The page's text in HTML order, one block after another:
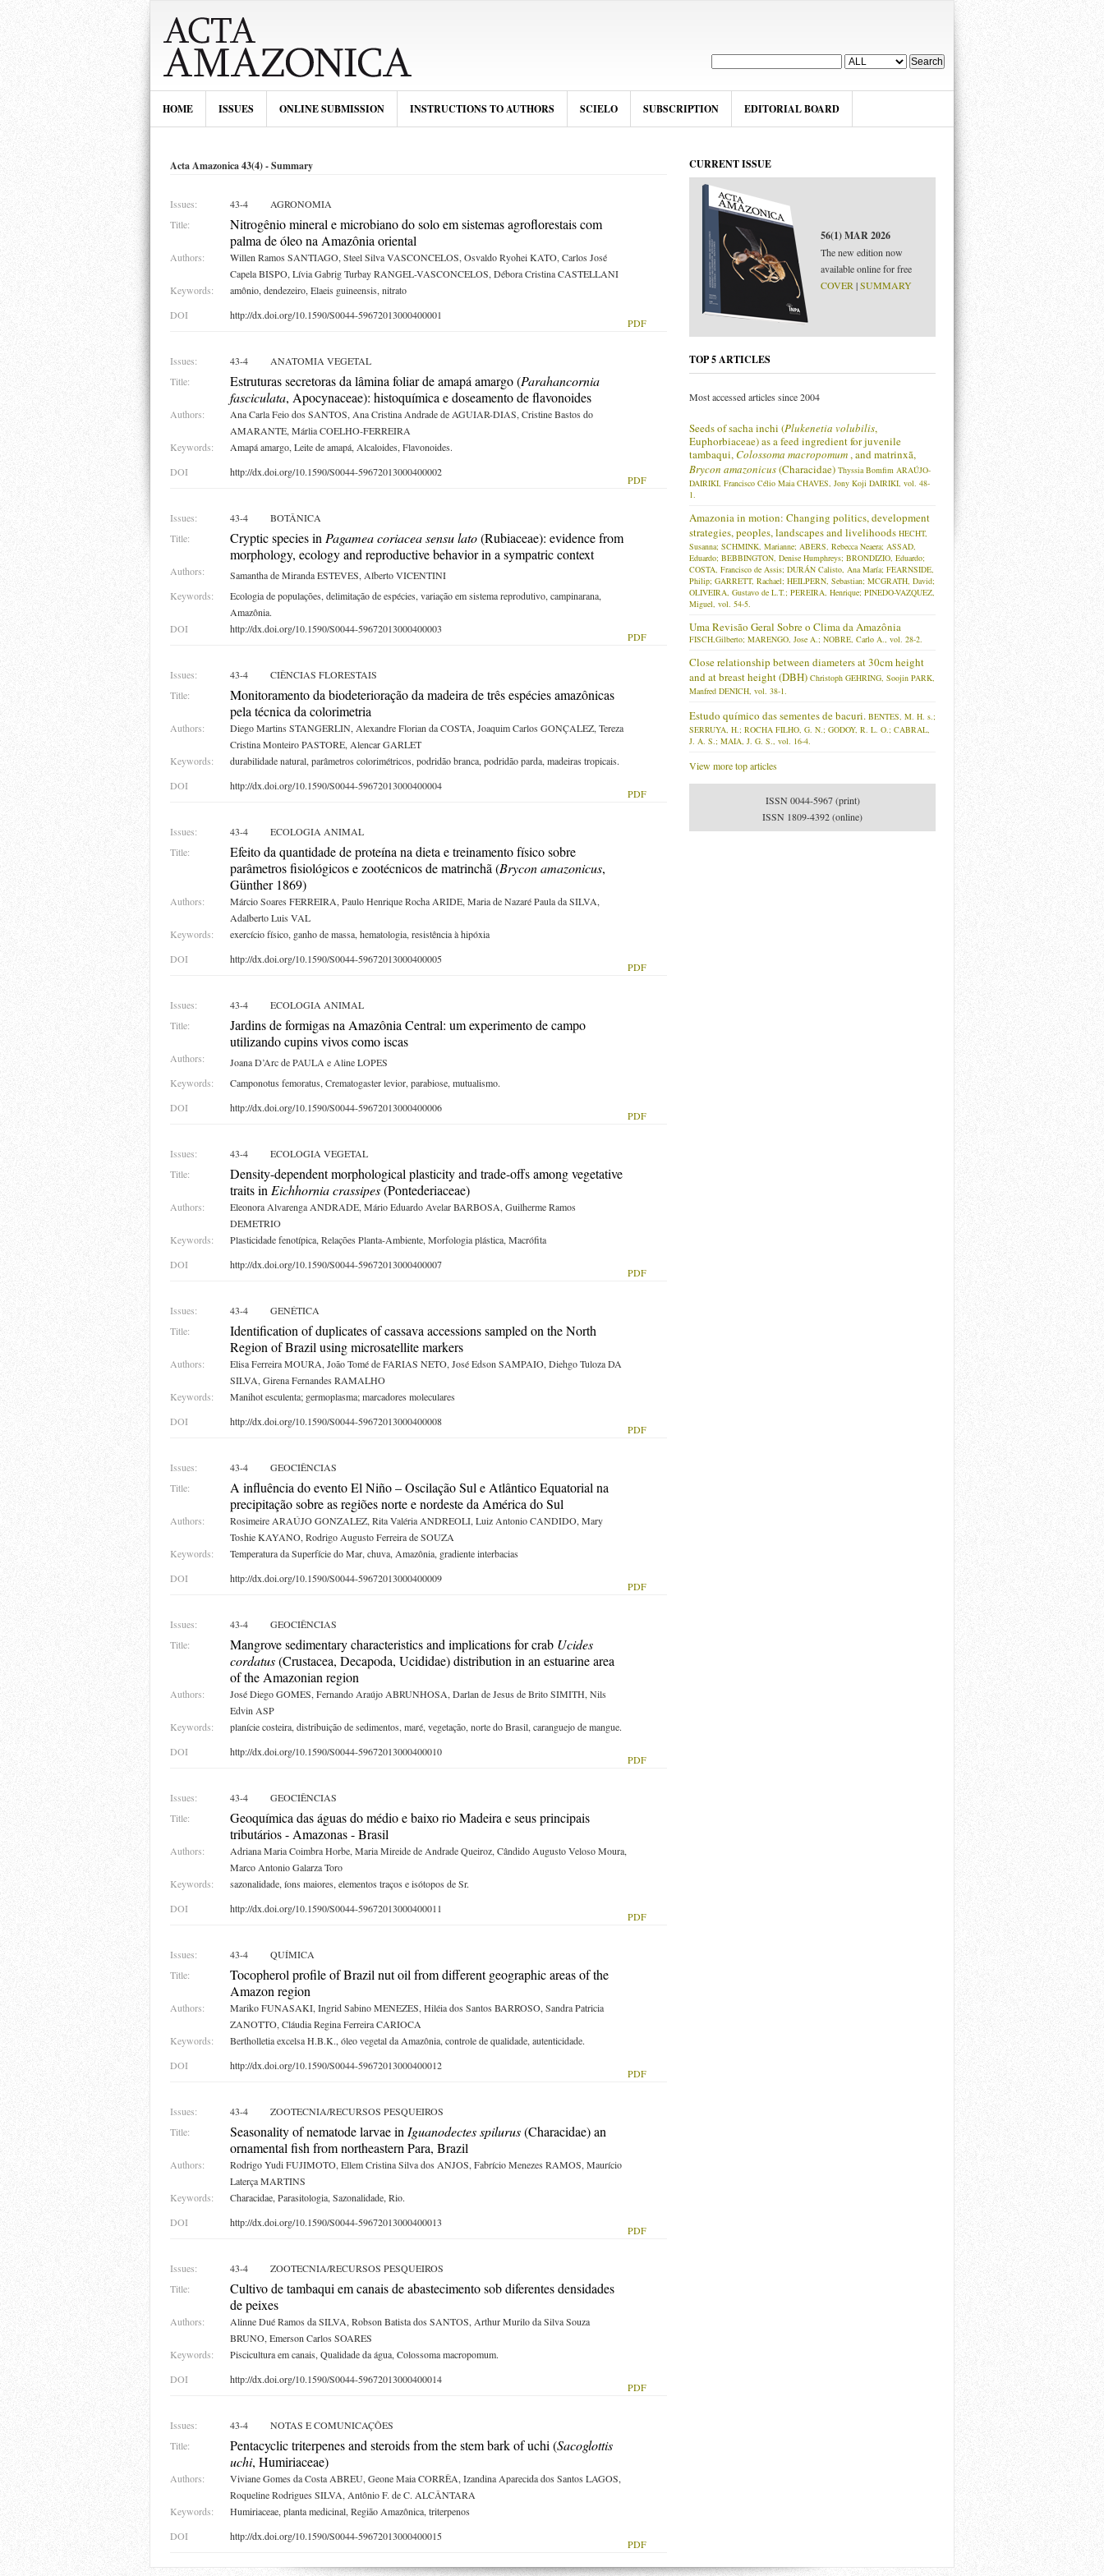
HOME ISSUES ONLINE SUBMISSION INSTRUCTIONS TO AUTHORS SCIELO SUBSCRIPTION EDITORIAL BOARD
Acta Amazonica 43(4) - Summary
Issues: 43-4
AGRONOMIA
Title:
Nitrogênio mineral e microbiano do solo em sistemas agroflorestais com
palma de óleo na Amazônia oriental
Authors:
Willen Ramos SANTIAGO, Steel Silva VASCONCELOS, Osvaldo Ryohei KATO, Carlos José
Capela BISPO, Lívia Gabrig Turbay RANGEL-VASCONCELOS, Débora Cristina CASTELLANI
Keywords:
amônio, dendezeiro, Elaeis guineensis, nitrato
PDF
DOI http://dx.doi.org/10.1590/S0044-59672013000400001
Issues: 43-4
ANATOMIA VEGETAL
Title:
Estruturas secretoras da lâmina foliar de amapá amargo (Parahancornia
fasciculata, Apocynaceae): histoquímica e doseamento de flavonoides
Authors:
Ana Carla Feio dos SANTOS, Ana Cristina Andrade de AGUIAR-DIAS, Cristine Bastos do
AMARANTE, Márlia COELHO-FERREIRA
Keywords:
Amapá amargo, Leite de amapá, Alcaloides, Flavonoides.
PDF
DOI http://dx.doi.org/10.1590/S0044-59672013000400002
Issues: 43-4
BOTÂNICA
Title:
Cryptic species in Pagamea coriacea sensu lato(Rubiaceae): evidence from
morphology, ecology and reproductive behavior in a sympatric context
Authors:
Samantha de Miranda ESTEVES, Alberto VICENTINI
Keywords:
Ecologia de populações, delimitação de espécies, variação em sistema reprodutivo, campinarana,
Amazônia.
PDF
DOI http://dx.doi.org/10.1590/S0044-59672013000400003
Issues: 43-4
CIÊNCIAS FLORESTAIS
Title:
Monitoramento da biodeterioração da madeira de três espécies amazônicas
pela técnica da colorimetria
Authors:
Diego Martins STANGERLIN, Alexandre Florian da COSTA, Joaquim Carlos GONÇALEZ, Tereza
Cristina Monteiro PASTORE, Alencar GARLET
Keywords:
durabilidade natural, parâmetros colorimétricos, podridão branca, podridão parda, madeiras tropicais.
PDF
DOI http://dx.doi.org/10.1590/S0044-59672013000400004
Issues: 43-4
ECOLOGIA ANIMAL
Title:
Efeito da quantidade de proteína na dieta e treinamento físico sobre
parâmetros fisiológicos e zootécnicos de matrinchã (Brycon amazonicus,
Günther 1869)
Authors:
Márcio Soares FERREIRA, Paulo Henrique Rocha ARIDE, Maria de Nazaré Paula da SILVA,
Adalberto Luis VAL
Keywords:
exercício físico, ganho de massa, hematologia, resistência à hipóxia
PDF
DOI http://dx.doi.org/10.1590/S0044-59672013000400005
Issues: 43-4
ECOLOGIA ANIMAL
Title:
Jardins de formigas na Amazônia Central: um experimento de campo
utilizando cupins vivos como iscas
Authors:
Joana D’Arc de PAULA e Aline LOPES
Keywords:
Camponotus femoratus, Crematogaster levior, parabiose, mutualismo.
PDF
DOI http://dx.doi.org/10.1590/S0044-59672013000400006
Issues: 43-4
ECOLOGIA VEGETAL
Title:
Density-dependent morphological plasticity and trade-offs among vegetative
traits in Eichhornia crassipes(Pontederiaceae)
Authors:
Eleonora Alvarenga ANDRADE, Mário Eduardo Avelar BARBOSA, Guilherme Ramos
DEMETRIO
Keywords:
Plasticidade fenotípica, Relações Planta-Ambiente, Morfologia plástica, Macrófita
PDF
DOI http://dx.doi.org/10.1590/S0044-59672013000400007
Issues: 43-4
GENÉTICA
Title:
Identification of duplicates of cassava accessions sampled on the North
Region of Brazil using microsatellite markers
Authors:
Elisa Ferreira MOURA, João Tomé de FARIAS NETO, José Edson SAMPAIO, Diehgo Tuloza DA
SILVA, Girena Fernandes RAMALHO
Keywords:
Manihot esculenta; germoplasma; marcadores moleculares
PDF
DOI http://dx.doi.org/10.1590/S0044-59672013000400008
Issues: 43-4
GEOCIÊNCIAS
Title:
A influência do evento El Niño – Oscilação Sul e Atlântico Equatorial na
precipitação sobre as regiões norte e nordeste da América do Sul
Authors:
Rosimeire ARAÚJO GONZALEZ, Rita Valéria ANDREOLI, Luiz Antonio CANDIDO, Mary
Toshie KAYANO, Rodrigo Augusto Ferreira de SOUZA
Keywords:
Temperatura da Superfície do Mar, chuva, Amazônia, gradiente interbacias
PDF
DOI http://dx.doi.org/10.1590/S0044-59672013000400009
Issues: 43-4
GEOCIÊNCIAS
Title:
Mangrove sedimentary characteristics and implications for crab Ucides
cordatus(Crustacea, Decapoda, Ucididae) distribution in an estuarine area
of the Amazonian region
Authors:
José Diego GOMES, Fernando Araújo ABRUNHOSA, Darlan de Jesus de Brito SIMITH, Nils
Edvin ASP
Keywords:
planície costeira, distribuição de sedimentos, maré, vegetação, norte do Brasil, caranguejo de mangue.
PDF
DOI http://dx.doi.org/10.1590/S0044-59672013000400010
Issues: 43-4
GEOCIÊNCIAS
Title:
Geoquímica das águas do médio e baixo rio Madeira e seus principais
tributários - Amazonas - Brasil
Authors:
Adriana Maria Coimbra Horbe, Maria Mireide de Andrade Queiroz, Cândido Augusto Veloso Moura,
Marco Antonio Galarza Toro
Keywords:
sazonalidade, íons maiores, elementos traços e isótopos de Sr.
PDF
DOI http://dx.doi.org/10.1590/S0044-59672013000400011
Issues: 43-4
QUÍMICA
Title:
Tocopherol profile of Brazil nut oil from different geographic areas of the
Amazon region
Authors:
Mariko FUNASAKI, Ingrid Sabino MENEZES, Hiléia dos Santos BARROSO, Sandra Patricia
ZANOTTO, Cláudia Regina Ferreira CARIOCA
Keywords:
Bertholletia excelsa H.B.K., óleo vegetal da Amazônia, controle de qualidade, autenticidade.
PDF
DOI http://dx.doi.org/10.1590/S0044-59672013000400012
Issues: 43-4
ZOOTECNIA/RECURSOS PESQUEIROS
Title:
Seasonality of nematode larvae in Iguanodectes spilurus(Characidae) an
ornamental fish from northeastern Para, Brazil
Authors:
Rodrigo Yudi FUJIMOTO, Ellem Cristina Silva dos ANJOS, Fabrício Menezes RAMOS, Maurício
Laterça MARTINS
Keywords:
Characidae, Parasitologia, Sazonalidade, Rio.
PDF
DOI http://dx.doi.org/10.1590/S0044-59672013000400013
Issues: 43-4
ZOOTECNIA/RECURSOS PESQUEIROS
Title:
Cultivo de tambaqui em canais de abastecimento sob diferentes densidades
de peixes
Authors:
Alinne Dué Ramos da SILVA, Robson Batista dos SANTOS, Arthur Murilo da Silva Souza
BRUNO, Emerson Carlos SOARES
Keywords:
Piscicultura em canais, Qualidade da água, Colossoma macropomum.
PDF
DOI http://dx.doi.org/10.1590/S0044-59672013000400014
Issues: 43-4
NOTAS E COMUNICAÇÕES
Title:
Pentacyclic triterpenes and steroids from the stem bark of uchi (Sacoglottis
uchi, Humiriaceae)
Authors:
Viviane Gomes da Costa ABREU, Geone Maia CORRÊA, Izandina Aparecida dos Santos LAGOS,
Roqueline Rodrigues SILVA, Antônio F. de C. ALCÂNTARA
Keywords:
Humiriaceae, planta medicinal, Região Amazônica, triterpenos
PDF
DOI http://dx.doi.org/10.1590/S0044-59672013000400015
CURRENT ISSUE
56(1) MAR 2026
The new edition now
available online for free
COVER |SUMMARY
TOP 5 ARTICLES
Most accessed articles since 2004
Seeds of sacha inchi (Plukenetia volubilis,
Euphorbiaceae) as a feed ingredient for juvenile
tambaqui,Colossoma macropomum, and matrinxã,
Brycon amazonicus(Characidae) Thyssia Bomfim ARAÚJO-
DAIRIKI, Francisco Célio Maia CHAVES, Jony Koji DAIRIKI, vol. 48-
1.
Amazonia in motion: Changing politics, development
strategies, peoples, landscapes and livelihoods HECHT,
Susanna; SCHMINK, Marianne; ABERS, Rebecca Neaera; ASSAD,
Eduardo; BEBBINGTON, Denise Humphreys; BRONDIZIO, Eduardo;
COSTA, Francisco de Assis; DURÁN Calisto, Ana María; FEARNSIDE,
Philip; GARRETT, Rachael; HEILPERN, Sebastian; MCGRATH, David;
OLIVEIRA, Gustavo de L.T.; PEREIRA, Henrique; PINEDO-VAZQUEZ,
Miguel, vol. 54-5.
Uma Revisão Geral Sobre o Clima da Amazônia
FISCH,Gilberto; MARENGO, Jose A.; NOBRE, Carlo A., vol. 28-2.
Close relationship between diameters at 30cm height
and at breast height (DBH) Christoph GEHRING, Soojin PARK,
Manfred DENICH, vol. 38-1.
Estudo químico das sementes de bacuri. BENTES, M. H. s.;
SERRUYA, H.; ROCHA FILHO, G. N.; GODOY, R. L. O.; CABRAL,
J. A. S.; MAIA, J. G. S., vol. 16-4.
View more top articles
ISSN 0044-5967 (print)
ISSN 1809-4392 (online)